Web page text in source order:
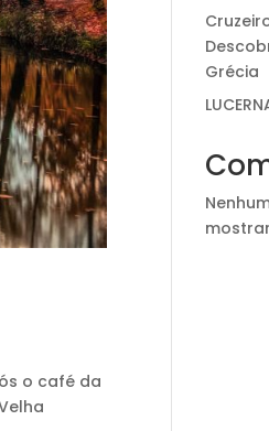
o café da
Grécia